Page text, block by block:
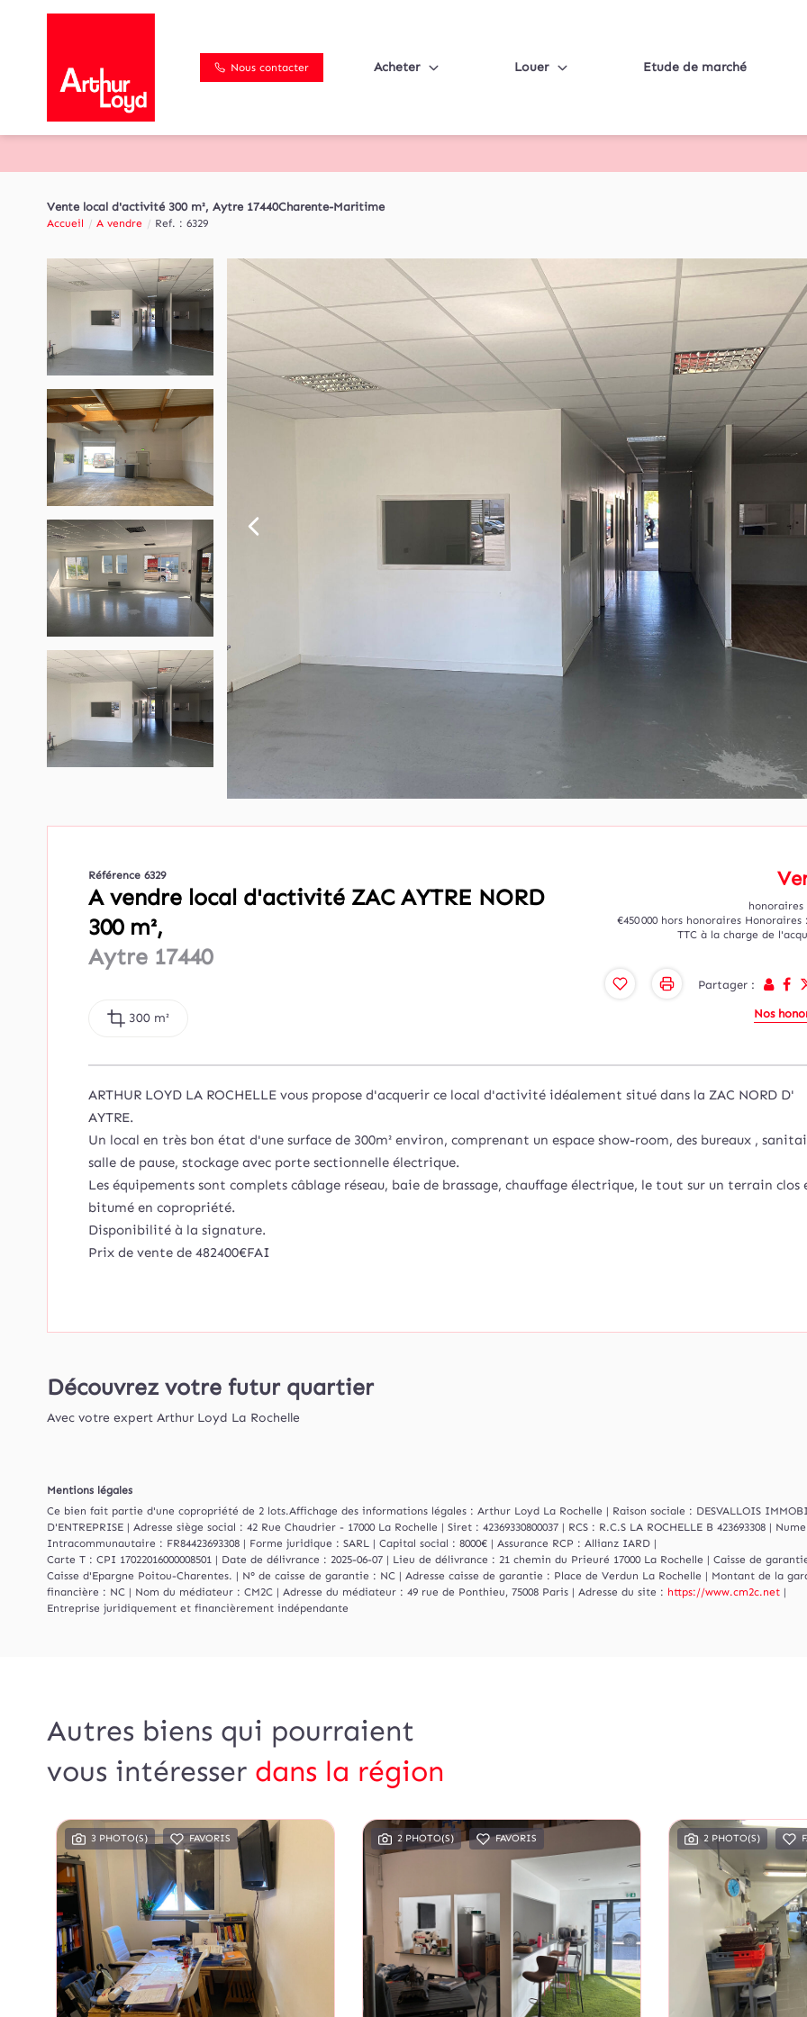
Nous contacter Acheter Louer Etude de marché
Vente local d'activité 300 m², Aytre 17440Charente-Maritime
Accueil A vendre Ref. : 6329
Référence 6329
A vendre local d'activité ZAC AYTRE NORD
300 m²,
Aytre 17440
300 m²
honoraires
€450 000 hors honoraires Honoraires
TTC à la charge de
Partager :
Nos
ARTHUR LOYD LA ROCHELLE vous propose d'acquerir ce local d'activité idéalement situé dans la ZAC NORD D'
AYTRE.
Un local en très bon état d'une surface de 300m² environ, comprenant un espace show-room, des bureaux ,
salle de pause, stockage avec porte sectionnelle électrique.
Les équipements sont complets câblage réseau, baie de brassage, chauffage électrique, le tout sur un terrain clos
bitumé en copropriété.
Disponibilité à la signature.
Prix de vente de 482400€FAI
Découvrez votre futur quartier
Avec votre expert Arthur Loyd La Rochelle
Mentions légales
Ce bien fait partie d'une copropriété de 2 lots.Affichage des informations légales : Arthur Loyd La Rochelle | Raison sociale : DESVALLOIS
D'ENTREPRISE | Adresse siège social : 42 Rue Chaudrier - 17000 La Rochelle | Siret : 42369330800037 | RCS : R.C.S LA ROCHELLE B 423693308 |
Intracommunautaire : FR84423693308 | Forme juridique : SARL | Capital social : 8000€ | Assurance RCP : Allianz IARD |
Carte T : CPI 17022016000008501 | Date de délivrance : 2025-06-07 | Lieu de délivrance : 21 chemin du Prieuré 17000 La Rochelle | Caisse de
Caisse d'Epargne Poitou-Charentes. | N° de caisse de garantie : NC | Adresse caisse de garantie : Place de Verdun La Rochelle | Montant de la
financière : NC | Nom du médiateur : CM2C | Adresse du médiateur : 49 rue de Ponthieu, 75008 Paris | Adresse du site : https://www.cm2c.net |
Entreprise juridiquement et financièrement indépendante
Autres biens qui pourraient
vous intéresser dans la région
3 PHOTO(S) FAVORIS 2 PHOTO(S) FAVORIS 2 PHOTO(S)